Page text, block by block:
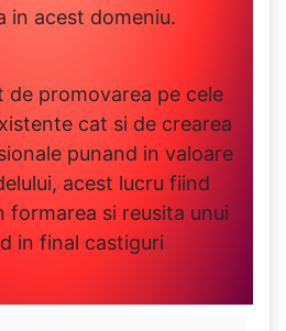
in acest domeniu.
de promovarea pe cele
cat si de crearea
punand in valoare
acest lucru fiind
si reusita unui
in final castiguri